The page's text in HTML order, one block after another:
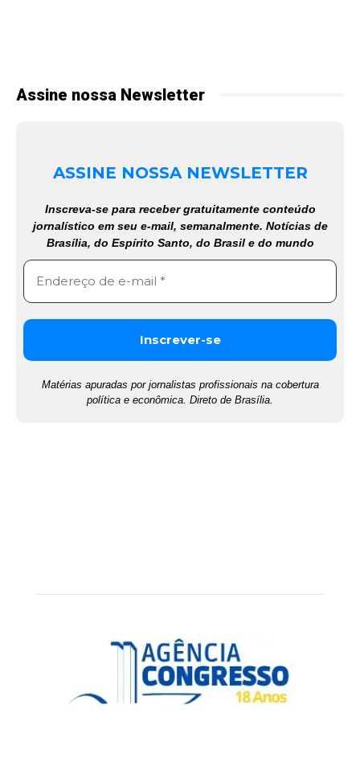
Assine nossa Newsletter
ASSINE NOSSA NEWSLETTER
Inscreva-se para receber gratuitamente conteúdo
jornalístico em seu e-mail, semanalmente. Notícias de
Brasília, do Espírito Santo, do Brasil e do mundo
Matérias apuradas por jornalistas profissionais na cobertura
política e econômica. Direto de Brasília.